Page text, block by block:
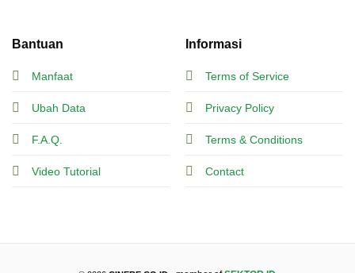
Bantuan
Manfaat
Ubah Data
F.A.Q.
Video Tutorial
Informasi
Terms of Service
Privacy Policy
Terms & Conditions
Contact